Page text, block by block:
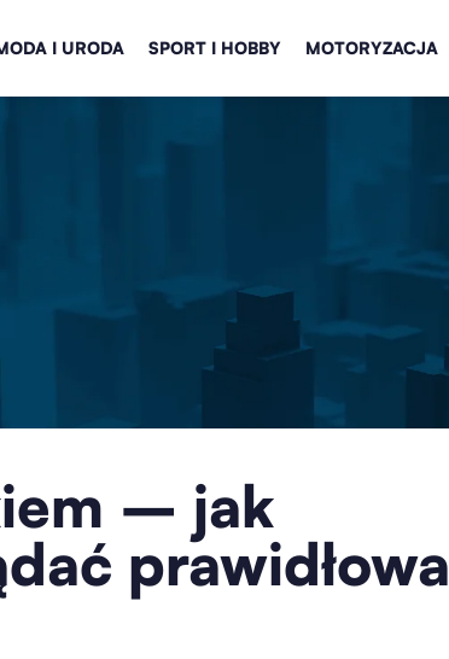
I URODA SPORT I HOBBY MOTORYZACJA
– jak
prawidłowa